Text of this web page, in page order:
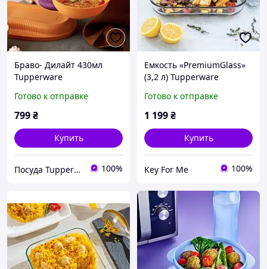
Браво- Дилайт 430мл
Tupperware
Готово к отправке
799₴
Купить
Посуда Tupperware 100%
Емкость «PremiumGlass»
(3,2 л) Tupperware
Готово к отправке
1 199₴
Купить
Key For Me 100%